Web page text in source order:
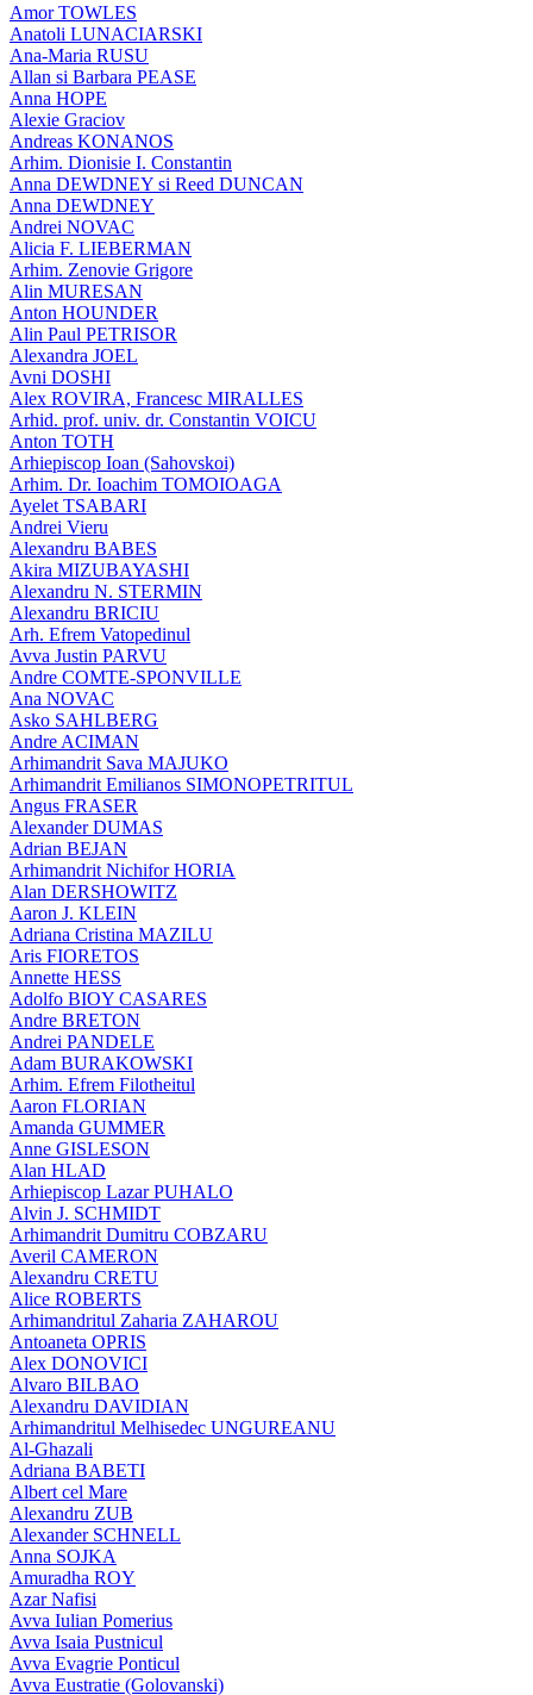
Amor TOWLES
Anatoli LUNACIARSKI
Ana-Maria RUSU
Allan si Barbara PEASE
Anna HOPE
Alexie Graciov
Andreas KONANOS
Arhim. Dionisie I. Constantin
Anna DEWDNEY si Reed DUNCAN
Anna DEWDNEY
Andrei NOVAC
Alicia F. LIEBERMAN
Arhim. Zenovie Grigore
Alin MURESAN
Anton HOUNDER
Alin Paul PETRISOR
Alexandra JOEL
Avni DOSHI
Alex ROVIRA, Francesc MIRALLES
Arhid. prof. univ. dr. Constantin VOICU
Anton TOTH
Arhiepiscop Ioan (Sahovskoi)
Arhim. Dr. Ioachim TOMOIOAGA
Ayelet TSABARI
Andrei Vieru
Alexandru BABES
Akira MIZUBAYASHI
Alexandru N. STERMIN
Alexandru BRICIU
Arh. Efrem Vatopedinul
Avva Justin PARVU
Andre COMTE-SPONVILLE
Ana NOVAC
Asko SAHLBERG
Andre ACIMAN
Arhimandrit Sava MAJUKO
Arhimandrit Emilianos SIMONOPETRITUL
Angus FRASER
Alexander DUMAS
Adrian BEJAN
Arhimandrit Nichifor HORIA
Alan DERSHOWITZ
Aaron J. KLEIN
Adriana Cristina MAZILU
Aris FIORETOS
Annette HESS
Adolfo BIOY CASARES
Andre BRETON
Andrei PANDELE
Adam BURAKOWSKI
Arhim. Efrem Filotheitul
Aaron FLORIAN
Amanda GUMMER
Anne GISLESON
Alan HLAD
Arhiepiscop Lazar PUHALO
Alvin J. SCHMIDT
Arhimandrit Dumitru COBZARU
Averil CAMERON
Alexandru CRETU
Alice ROBERTS
Arhimandritul Zaharia ZAHAROU
Antoaneta OPRIS
Alex DONOVICI
Alvaro BILBAO
Alexandru DAVIDIAN
Arhimandritul Melhisedec UNGUREANU
Al-Ghazali
Adriana BABETI
Albert cel Mare
Alexandru ZUB
Alexander SCHNELL
Anna SOJKA
Amuradha ROY
Azar Nafisi
Avva Iulian Pomerius
Avva Isaia Pustnicul
Avva Evagrie Ponticul
Avva Eustratie (Golovanski)